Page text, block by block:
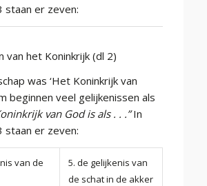
staan er zeven:
van het Koninkrijk (dl 2)
was ‘Het Koninkrijk van
beginnen veel gelijkenissen als
van God is als . . .”In
staan er zeven:
van de
5. de gelijkenis van
de schat in de akker